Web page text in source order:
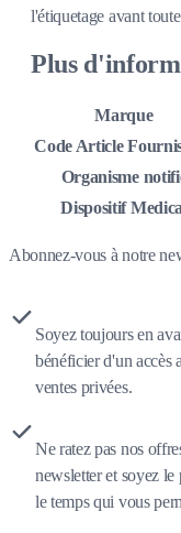
l'étiquetage avant
Plus
Marque
Code Article
Organisme
Dispositif
Abonnez-vous à notre
Soyez toujours en
bénéficier d'un accès
ventes privées.
Ne ratez pas nos
newsletter et soyez
le temps qui vous